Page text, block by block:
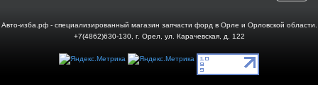
Авто-изба.рф - специализированный магазин запчасти форд в Орле и Орловской области.
+7(4862)630-130, г. Орел, ул. Карачевская, д. 122